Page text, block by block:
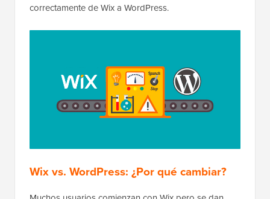
correctamente de Wix a WordPress.
Wix vs. WordPress: ¿Por qué cambiar?